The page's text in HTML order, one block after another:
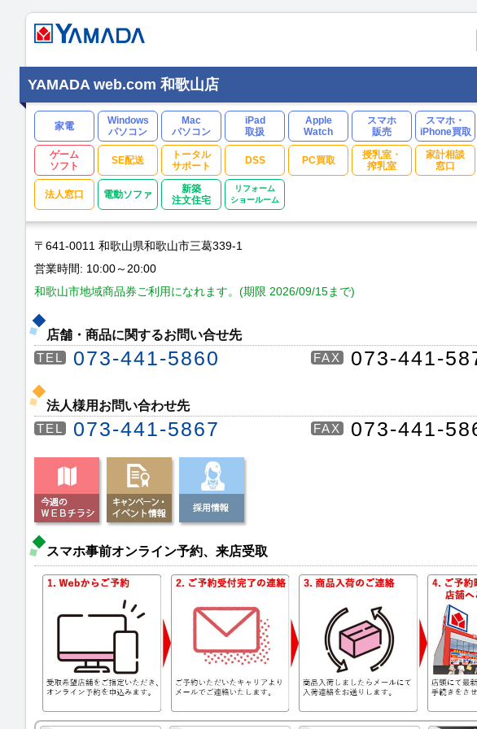
YAMADA web.com 和歌山店
家電
Windows
パソコン
Mac
パソコン
iPad
取扱
Apple
Watch
スマホ
販売
スマホ・
iPhone買取
ゲーム
ソフト
SE配送
トータル
サポート
DSS PC買取
授乳室・
搾乳室
家計相談
窓口
法人窓口 電動ソファ
新築
注文住宅
リフォーム
ショールーム
〒641-0011 和歌山県和歌山市三葛339-1
営業時間: 10:00～20:00
和歌山市地域商品券ご利用になれます。(期限 2026/09/15まで)
店舗・商品に関するお問い合せ先
TEL 073-441-5860 FAX 073-441-
法人様用お問い合わせ先
TEL 073-441-5867 FAX 073-441-
スマホ事前オンライン予約、来店受取